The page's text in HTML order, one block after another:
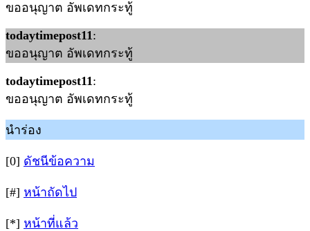
ขออนุญาต อัพเดทกระทู้
todaytimepost11:
ขออนุญาต อัพเดทกระทู้
todaytimepost11:
ขออนุญาต อัพเดทกระทู้
นำร่อง
[0] ดัชนีข้อความ
[#] หน้าถัดไป
[*] หน้าที่แล้ว